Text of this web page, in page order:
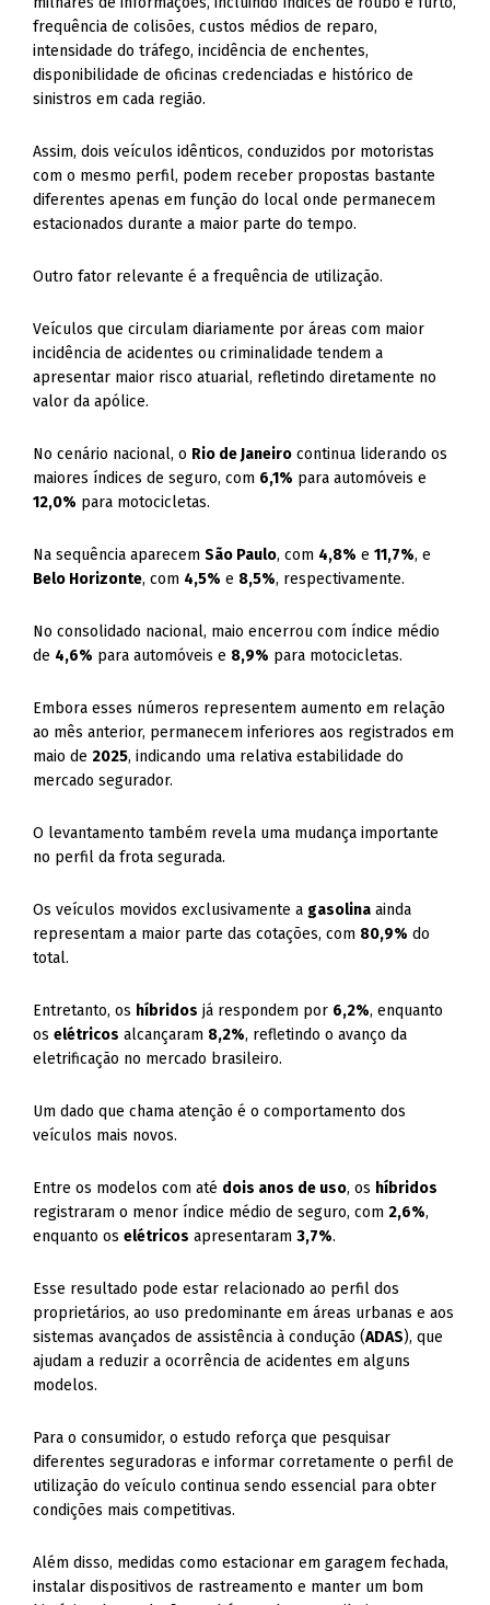
frequência de colisões, custos médios de reparo,
intensidade do tráfego, incidência de enchentes,
disponibilidade de oficinas credenciadas e histórico de
sinistros em cada região.
Assim, dois veículos idênticos, conduzidos por motoristas
com o mesmo perfil, podem receber propostas bastante
diferentes apenas em função do local onde permanecem
estacionados durante a maior parte do tempo.
Outro fator relevante é a frequência de utilização.
Veículos que circulam diariamente por áreas com maior
incidência de acidentes ou criminalidade tendem a
apresentar maior risco atuarial, refletindo diretamente no
valor da apólice.
No cenário nacional, o Rio de Janeiro continua liderando os
maiores índices de seguro, com 6,1% para automóveis e
12,0% para motocicletas.
Na sequência aparecemSão Paulo, com 4,8% e11,7%, e
Belo Horizonte, com 4,5% e 8,5%, respectivamente.
No consolidado nacional, maio encerrou com índice médio
de 4,6% para automóveis e 8,9% para motocicletas.
Embora esses números representem aumento em relação
ao mês anterior, permanecem inferiores aos registrados em
maio de2025, indicando uma relativa estabilidade do
mercado segurador.
O levantamento também revela uma mudança importante
no perfil da frota segurada.
Os veículos movidos exclusivamente a gasolina ainda
representam a maior parte das cotações, com 80,9% do
total.
Entretanto, os híbridos já respondem por 6,2%, enquanto
oselétricos alcançaram 8,2%, refletindo o avanço da
eletrificação no mercado brasileiro.
Um dado que chama atenção é o comportamento dos
veículos mais novos.
Entre os modelos com até dois anos de uso, os híbridos
registraram o menor índice médio de seguro, com2,6%,
enquanto oselétricos apresentaram3,7%.
Esse resultado pode estar relacionado ao perfil dos
proprietários, ao uso predominante em áreas urbanas e aos
sistemas avançados de assistência à condução (ADAS), que
ajudam a reduzir a ocorrência de acidentes em alguns
modelos.
Para o consumidor, o estudo reforça que pesquisar
diferentes seguradoras e informar corretamente o perfil de
utilização do veículo continua sendo essencial para obter
condições mais competitivas.
Além disso, medidas como estacionar em garagem fechada,
instalar dispositivos de rastreamento e manter um bom